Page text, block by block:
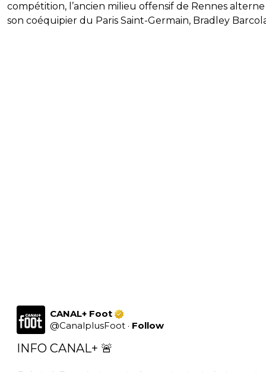
compétition, l’ancien milieu offensif de Rennes
son coéquipier du Paris Saint-Germain, Bradley
CANAL+ Foot
@CanalplusFoot · Follow
INFO CANAL+ 🚨